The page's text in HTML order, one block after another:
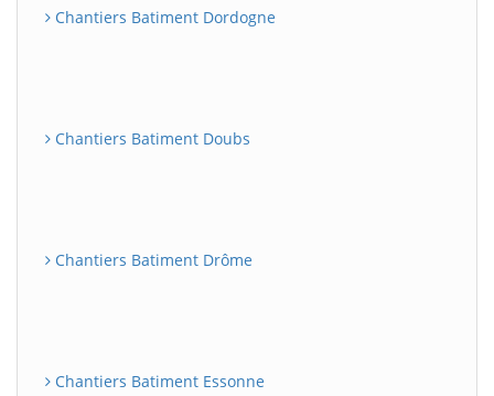
Chantiers Batiment Dordogne
Chantiers Batiment Doubs
Chantiers Batiment Drôme
Chantiers Batiment Essonne